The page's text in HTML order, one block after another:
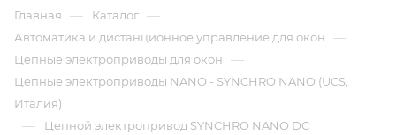
Главная — Каталог —
Автоматика и дистанционное управление для окон —
Цепные электроприводы для окон —
Цепные электроприводы NANO - SYNCHRO NANO (UCS,
Италия)
— Цепной электропривод SYNCHRO NANO DC